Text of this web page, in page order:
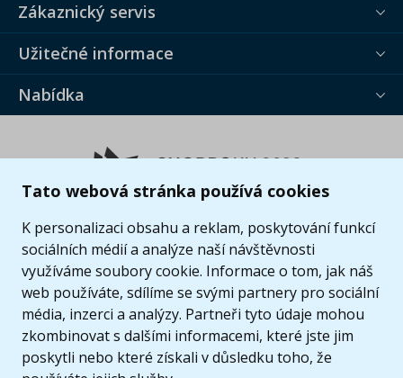
Tato webová stránka používá cookies
K personalizaci obsahu a reklam, poskytování funkcí
sociálních médií a analýze naší návštěvnosti
využíváme soubory cookie. Informace o tom, jak náš
web používáte, sdílíme se svými partnery pro sociální
média, inzerci a analýzy. Partneři tyto údaje mohou
zkombinovat s dalšími informacemi, které jste jim
poskytli nebo které získali v důsledku toho, že
Zákaznický servis
Užitečné informace
Nabídka